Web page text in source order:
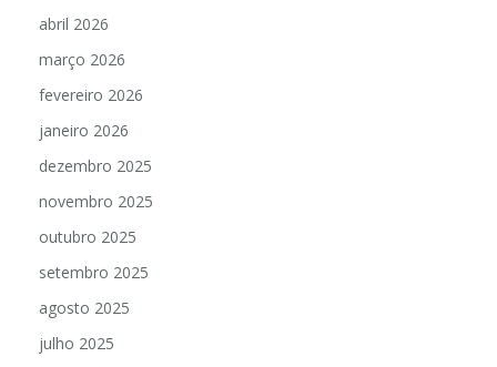
abril 2026
março 2026
fevereiro 2026
janeiro 2026
dezembro 2025
novembro 2025
outubro 2025
setembro 2025
agosto 2025
julho 2025